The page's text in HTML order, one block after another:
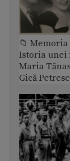
📁
Istoria
Maria
Gică